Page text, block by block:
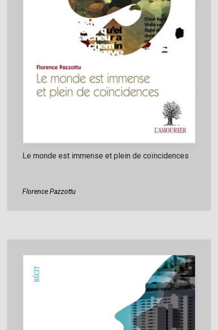
Le monde est immense et plein de coïncidences
Florence Pazzottu